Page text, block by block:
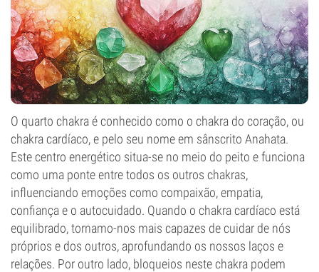
O quarto chakra é conhecido como o chakra do coração, ou
chakra cardíaco, e pelo seu nome em sânscrito Anahata.
Este centro energético situa-se no meio do peito e funciona
como uma ponte entre todos os outros chakras,
influenciando emoções como compaixão, empatia,
confiança e o autocuidado. Quando o chakra cardíaco está
equilibrado, tornamo-nos mais capazes de cuidar de nós
próprios e dos outros, aprofundando os nossos laços e
relações. Por outro lado, bloqueios neste chakra podem